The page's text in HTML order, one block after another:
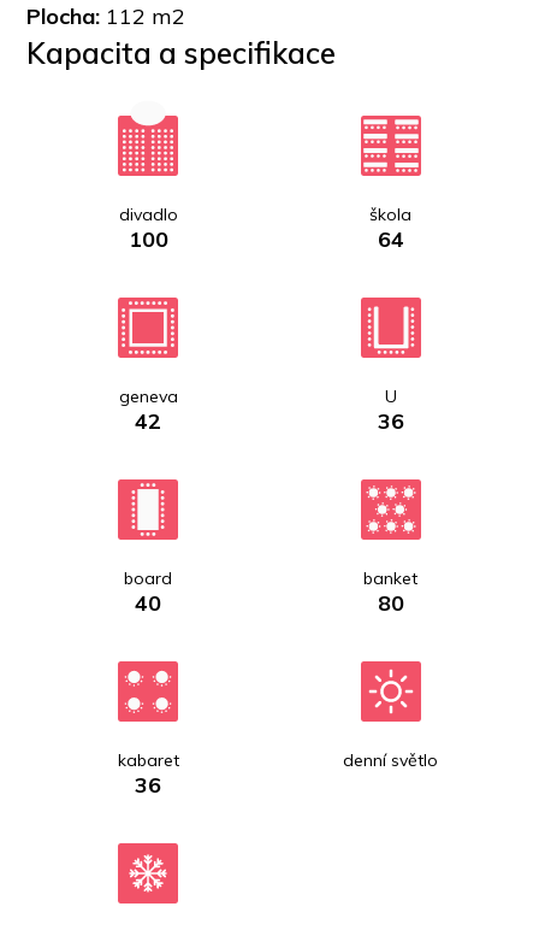
Plocha: 112 m2
Kapacita a specifikace
divadlo
100
škola
64
geneva
42
U
36
board
40
banket
80
kabaret
36
denní světlo